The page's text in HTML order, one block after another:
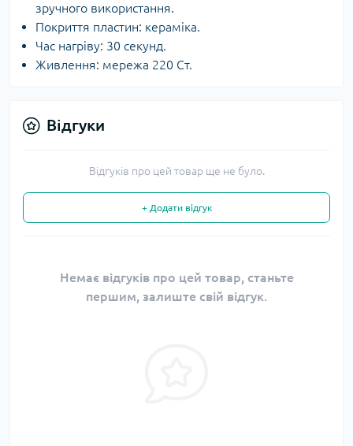
зручного використання.
Покриття пластин: кераміка.
Час нагріву: 30 секунд.
Живлення: мережа 220 Ст.
Відгуки
Відгуків про цей товар ще не було.
+ Додати відгук
Немає відгуків про цей товар, станьте
першим, залиште свій відгук.